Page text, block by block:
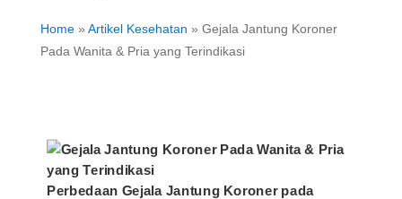
Home» Artikel Kesehatan » Gejala Jantung Koroner
Pada Wanita & Pria yang Terindikasi
Perbedaan Gejala Jantung Koroner pada